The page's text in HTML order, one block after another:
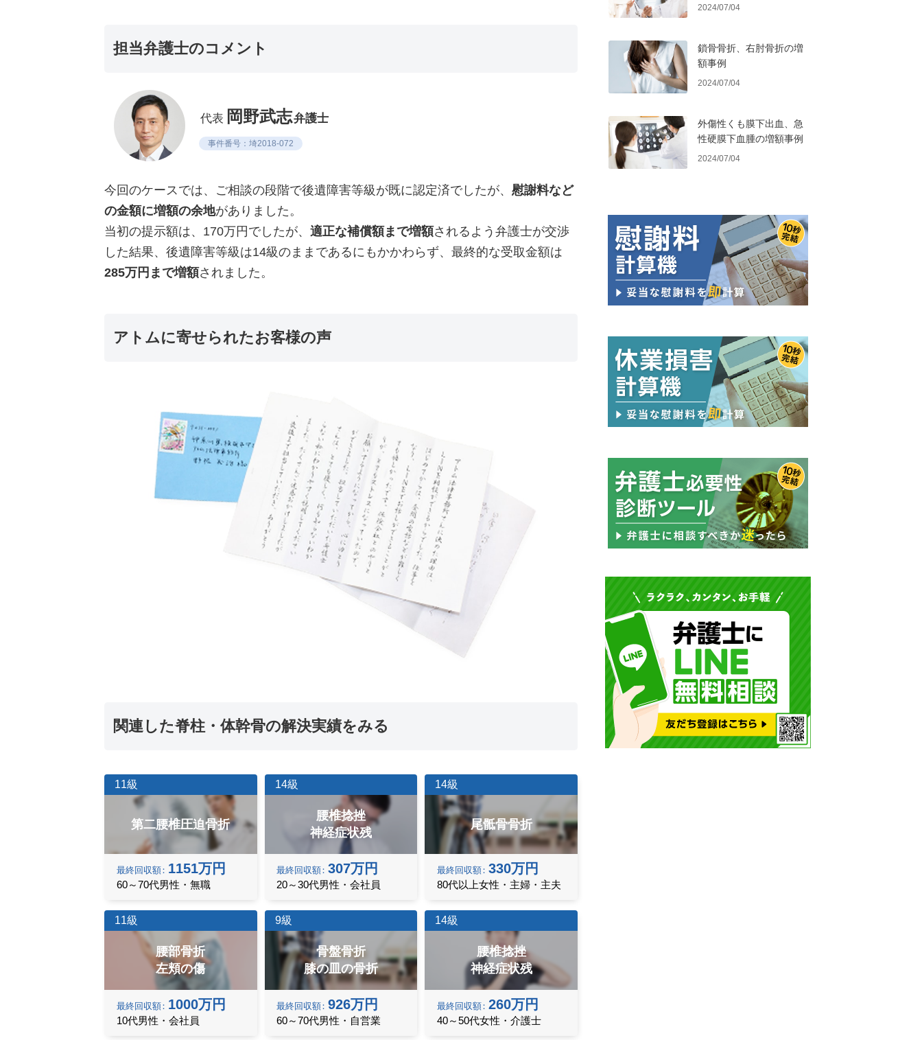
担当弁護士のコメント
代表 岡野武志弁護士
事件番号：埼2018-072
今回のケースでは、ご相談の段階で後遺障害等級が既に認定済でしたが、 慰謝料など
の金額に増額の余地がありました。
当初の提示額は、170万円でしたが、 適正な補償額まで増額されるよう弁護士が交渉
した結果、後遺障害等級は14級のままであるにもかかわらず、最終的な受取金額は
285万円まで増額されました。
アトムに寄せられたお客様の声
関連した脊柱・体幹骨の解決実績をみる
11級
第二腰椎圧迫骨折
最終回収額 1151万円
60～70代男性・無職
14級
腰椎捻挫
神経症状残
最終回収額 307万円
20～30代男性・会社員
14級
尾骶骨骨折
最終回収額 330万円
80代以上女性・主婦・主夫
11級
腰部骨折
左頬の傷
最終回収額 1000万円
10代男性・会社員
9級
骨盤骨折
膝の皿の骨折
最終回収額 926万円
60～70代男性・自営業
14級
腰椎捻挫
神経症状残
最終回収額 260万円
40～50代女性・介護士
2024/07/04
鎖骨骨折、右肘骨折の増
額事例
2024/07/04
外傷性くも膜下出血、急
性硬膜下血腫の増額事例
2024/07/04